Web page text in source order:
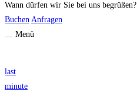
Wann dürfen wir Sie bei uns begrüßen?
Buchen Anfragen
Menü
last
minute